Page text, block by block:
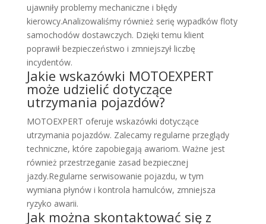
ujawniły problemy mechaniczne i błędy
kierowcy.Analizowaliśmy również serię wypadków floty
samochodów dostawczych. Dzięki temu klient
poprawił bezpieczeństwo i zmniejszył liczbę
incydentów.
Jakie wskazówki MOTOEXPERT
może udzielić dotyczące
utrzymania pojazdów?
MOTOEXPERT oferuje wskazówki dotyczące
utrzymania pojazdów. Zalecamy regularne przeglądy
techniczne, które zapobiegają awariom. Ważne jest
również przestrzeganie zasad bezpiecznej
jazdy.Regularne serwisowanie pojazdu, w tym
wymiana płynów i kontrola hamulców, zmniejsza
ryzyko awarii.
Jak można skontaktować się z